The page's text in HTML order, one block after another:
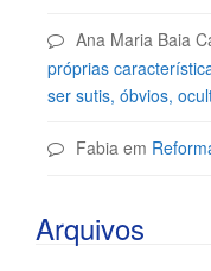
Ana Maria Baia
próprias
ser sutis, óbvios,
Fabia em
Arquivos